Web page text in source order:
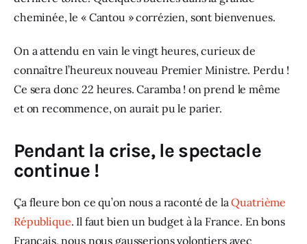
cheminée, le « Cantou » corrézien, sont bienvenues.
On a attendu en vain le vingt heures, curieux de
connaître l’heureux nouveau Premier Ministre. Perdu !
Ce sera donc 22 heures. Caramba ! on prend le même
et on recommence, on aurait pu le parier.
Pendant la crise, le spectacle
continue !
Ça fleure bon ce qu’on nous a raconté de la Quatrième
République. Il faut bien un budget à la France. En bons
Français, nous nous gausserions volontiers avec